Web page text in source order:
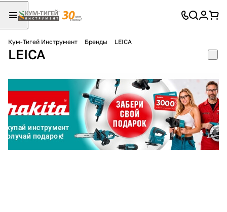
Кум-Тигей Инструмент Бренды LEICA
LEICA
Для клиентов всех банков
Разбейте
оплату на части
без переплат